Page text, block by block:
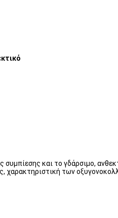
και το γδάρσιμο,
χαρακτηριστική των